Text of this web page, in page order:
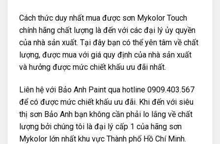
Cách thức duy nhất mua được sơn Mykolor Touch
chính hãng chất lượng là đến với các đại lý ủy quyền
của nhà sản xuất. Tại đây bạn có thể yên tâm về chất
lượng, được mua với giá quy định của nhà sản xuất
và hưởng được mức chiết khấu ưu đãi nhất.
Liên hệ với Bảo Anh Paint qua hotline 0909.403.567
để có được mức chiết khấu ưu đãi. Khi đến với siêu
thị sơn Bảo Anh bạn không cần phải lo lắng về chất
lượng bởi chúng tôi là đại lý cấp 1 của hãng sơn
Mykolor lớn nhất khu vực Thành phố Hồ Chí Minh.